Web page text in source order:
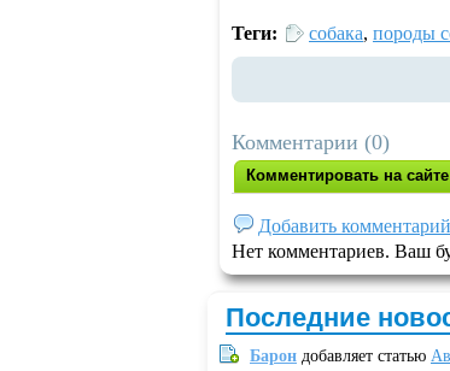
Теги: собака, породы
Комментарии (0)
Комментировать на сайте
Добавить комментарий
Нет комментариев. Ваш
Последние
Барон добавляет статью